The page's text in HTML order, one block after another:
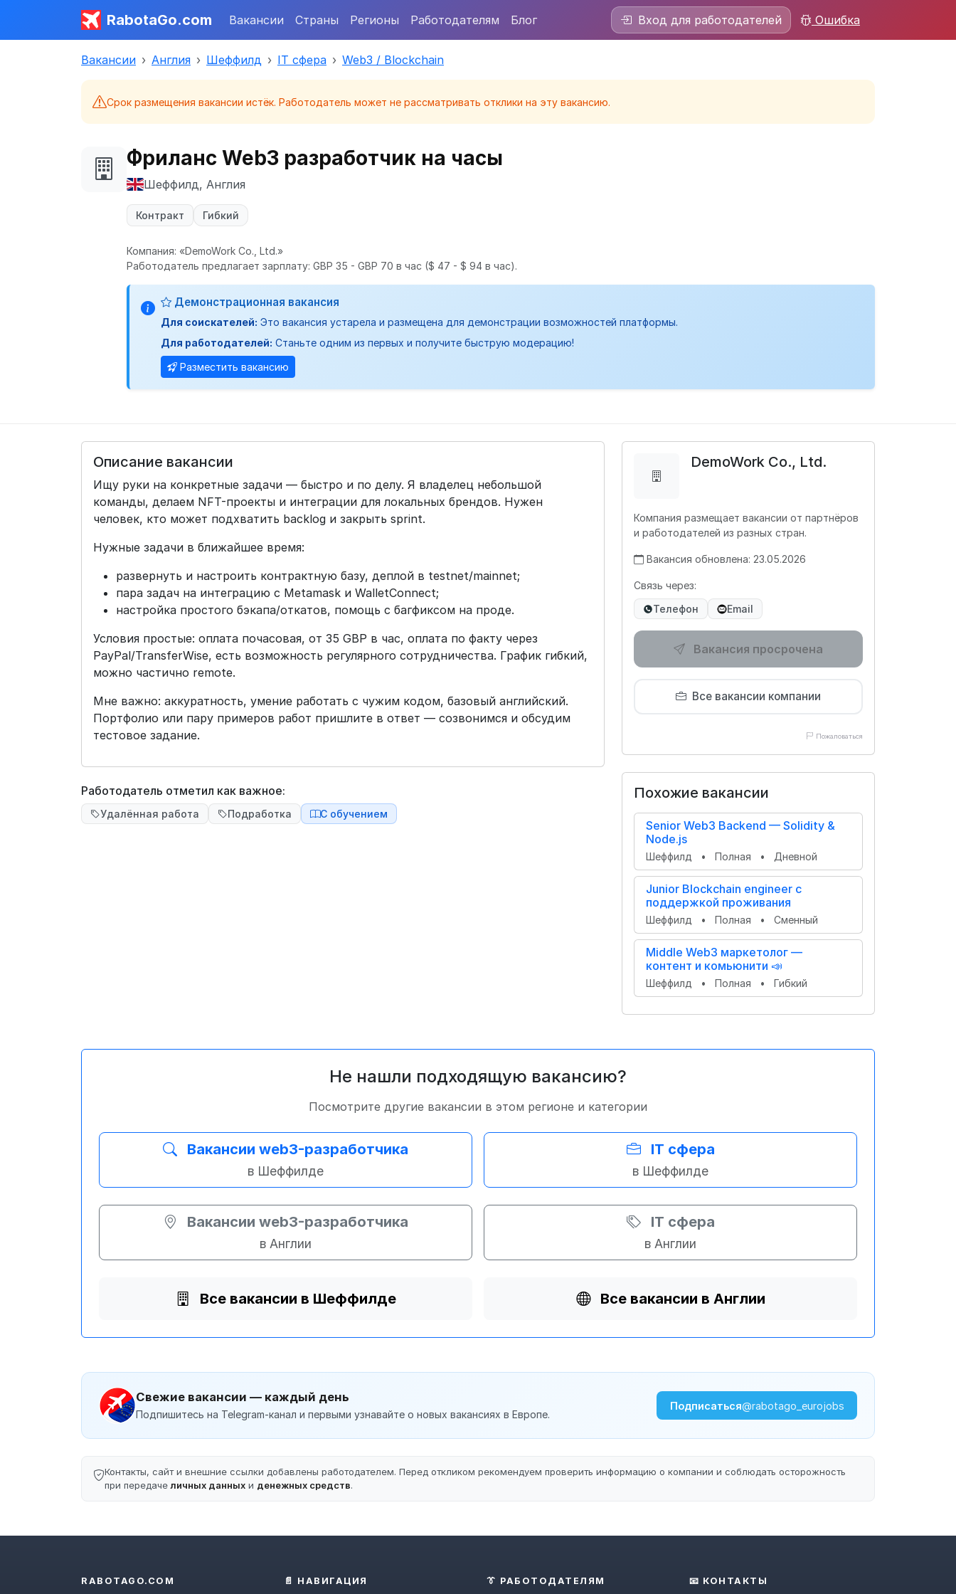
RabotaGo.com Вакансии Страны Регионы Работодателям Блог Вход для работодателей Ошибка
Вакансии Англия Шеффилд IT сфера Web3 / Blockchain
Срок размещения вакансии истёк. Работодатель может не рассматривать отклики на эту вакансию.
Фриланс Web3 разработчик на часы
Шеффилд, Англия
Контракт Гибкий
Компания: «DemoWork Co., Ltd.»
Работодатель предлагает зарплату: GBP 35 - GBP 70 в час ($ 47 - $ 94 в час).
Демонстрационная вакансия
Для соискателей: Это вакансия устарела и размещена для демонстрации возможностей платформы.
Для работодателей: Станьте одним из первых и получите быструю модерацию!
Разместить вакансию
Описание вакансии
Ищу руки на конкретные задачи — быстро и по делу. Я владелец небольшой
команды, делаем NFT-проекты и интеграции для локальных брендов. Нужен
человек, кто может подхватить backlog и закрыть sprint.
Нужные задачи в ближайшее время:
развернуть и настроить контрактную базу, деплой в testnet/mainnet;
пара задач на интеграцию с Metamask и WalletConnect;
настройка простого бэкапа/откатов, помощь с багфиксом на проде.
Условия простые: оплата почасовая, от 35 GBP в час, оплата по факту через
PayPal/TransferWise, есть возможность регулярного сотрудничества. График гибкий,
можно частично remote.
Мне важно: аккуратность, умение работать с чужим кодом, базовый английский.
Портфолио или пару примеров работ пришлите в ответ — созвонимся и обсудим
тестовое задание.
Работодатель отметил как важное:
Удалённая работа Подработка С обучением
DemoWork Co., Ltd.
Компания размещает вакансии от партнёров
и работодателей из разных стран.
Вакансия обновлена: 23.05.2026
Связь через:
Телефон
Email
Вакансия просрочена
Все вакансии компании
Пожаловаться
Похожие вакансии
Senior Web3 Backend — Solidity &
Node.js
Шеффилд • Полная • Дневной
Junior Blockchain engineer с
поддержкой проживания
Шеффилд • Полная • Сменный
Middle Web3 маркетолог —
контент и комьюнити 📣
Шеффилд • Полная • Гибкий
Не нашли подходящую вакансию?
Посмотрите другие вакансии в этом регионе и категории
Вакансии web3-разработчика
в Шеффилде
IT сфера
в Шеффилде
Вакансии web3-разработчика
в Англии
IT сфера
в Англии
Все вакансии в Шеффилде Все вакансии в Англии
Свежие вакансии — каждый день
Подпишитесь на Telegram-канал и первыми узнавайте о новых вакансиях в Европе.
Подписаться@rabotago_eurojobs
Контакты, сайт и внешние ссылки добавлены работодателем. Перед откликом рекомендуем проверить информацию о компании и соблюдать осторожность
при передачеличных данных и денежных средств.
RABOTAGO.COM 📄 НАВИГАЦИЯ 👔 РАБОТОДАТЕЛЯМ 📧 КОНТАКТЫ